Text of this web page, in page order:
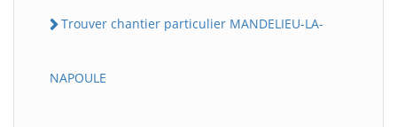
Trouver chantier particulier MANDELIEU-LA-
NAPOULE